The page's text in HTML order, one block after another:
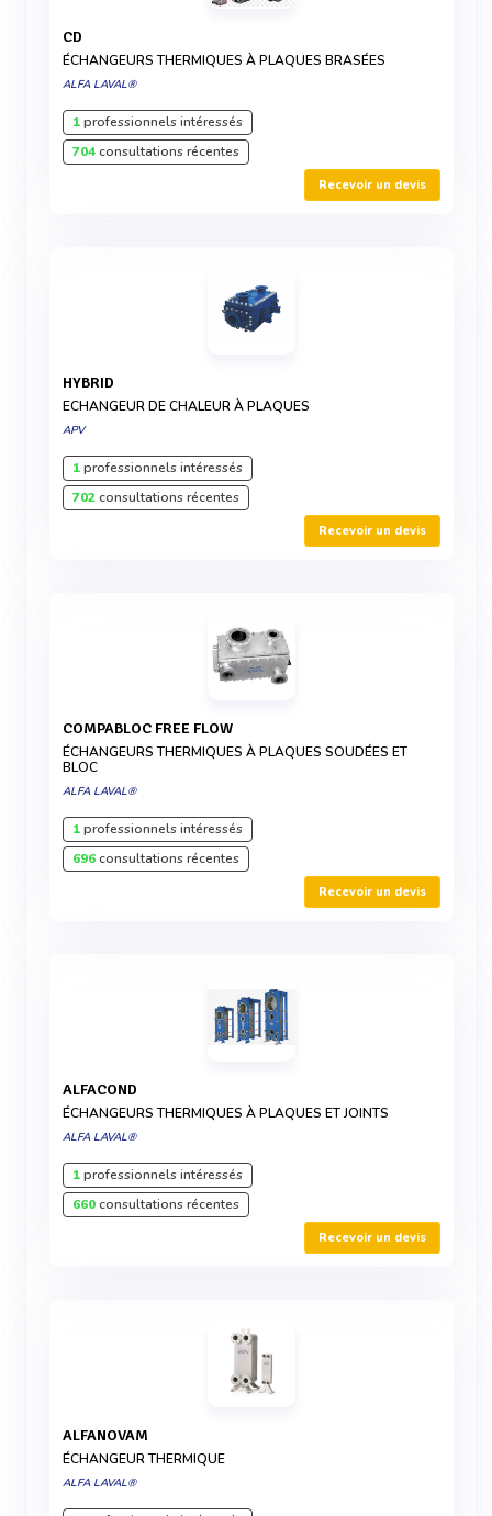
CD
ÉCHANGEURS THERMIQUES À PLAQUES BRASÉES
ALFA LAVAL®
1professionnels intéressés
704consultations récentes
Recevoir un devis
HYBRID
ECHANGEUR DE CHALEUR À PLAQUES
APV
1professionnels intéressés
702consultations récentes
Recevoir un devis
COMPABLOC FREE FLOW
ÉCHANGEURS THERMIQUES À PLAQUES SOUDÉES ET
BLOC
ALFA LAVAL®
1professionnels intéressés
696consultations récentes
Recevoir un devis
ALFACOND
ÉCHANGEURS THERMIQUES À PLAQUES ET JOINTS
ALFA LAVAL®
1professionnels intéressés
660consultations récentes
Recevoir un devis
ALFANOVAM
ÉCHANGEUR THERMIQUE
ALFA LAVAL®